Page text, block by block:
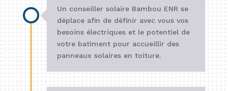
Un conseiller solaire Bambou ENR se
déplace afin de définir avec vous vos
besoins électriques et le potentiel de
votre batiment pour accueillir des
panneaux solaires en toiture.